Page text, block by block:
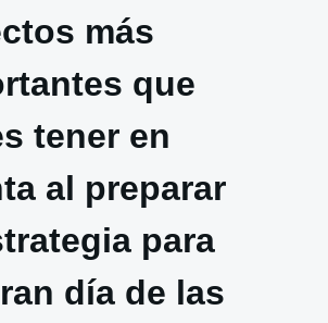
más
que
tener en
al preparar
para
día de las